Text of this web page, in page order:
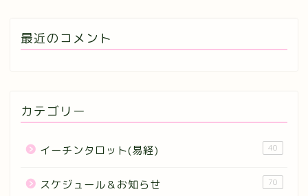
最近のコメント
カテゴリー
イーチンタロット(易経) 40
スケジュール＆お知らせ 70